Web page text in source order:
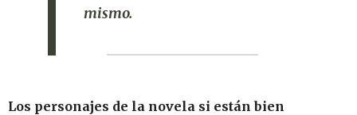
mismo.
Los personajes de la novela si están bien